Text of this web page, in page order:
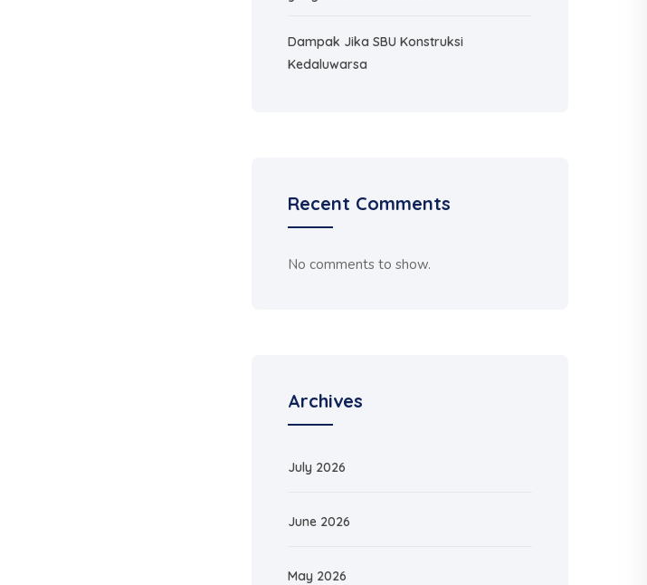
Dampak Jika SBU Konstruksi
Kedaluwarsa
Recent Comments
No comments to show.
Archives
July 2026
June 2026
May 2026